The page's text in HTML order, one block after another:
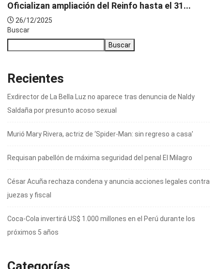
Oficializan ampliación del Reinfo hasta el 31...
26/12/2025
Buscar
Buscar
Recientes
Exdirector de La Bella Luz no aparece tras denuncia de Naldy
Saldaña por presunto acoso sexual
Murió Mary Rivera, actriz de ‘Spider-Man: sin regreso a casa’
Requisan pabellón de máxima seguridad del penal El Milagro
César Acuña rechaza condena y anuncia acciones legales contra
juezas y fiscal
Coca-Cola invertirá US$ 1.000 millones en el Perú durante los
próximos 5 años